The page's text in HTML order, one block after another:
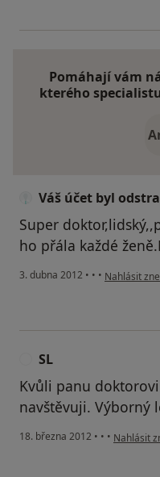
Pomáhají vám
kterého
Váš účet byl
Super
ho přála každé
3. dubna 2012 • • • podle
Nahlásit
SL
Kvůli panu
navštěvuji. Výborný
18. března 2012 • • • podle
Nahlásit